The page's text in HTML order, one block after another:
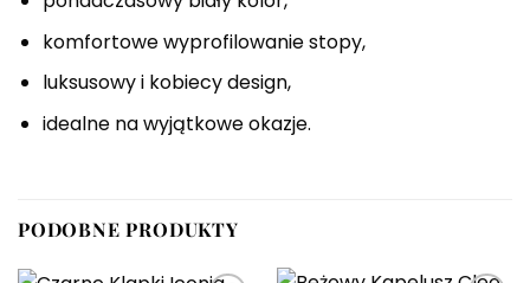
komfortowe wyprofilowanie stopy,
luksusowy i kobiecy design,
idealne na wyjątkowe okazje.
PODOBNE PRODUKTY